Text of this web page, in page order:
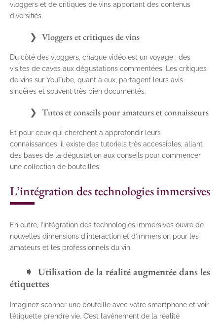
vloggers et de critiques de vins apportant des contenus
diversifiés.
Vloggers et critiques de vins
Du côté des vloggers, chaque vidéo est un voyage : des
visites de caves aux dégustations commentées. Les critiques
de vins sur YouTube, quant à eux, partagent leurs avis
sincères et souvent très bien documentés.
Tutos et conseils pour amateurs et connaisseurs
Et pour ceux qui cherchent à approfondir leurs
connaissances, il existe des tutoriels très accessibles, allant
des bases de la dégustation aux conseils pour commencer
une collection de bouteilles.
L’intégration des technologies immersives
En outre, l’intégration des technologies immersives ouvre de
nouvelles dimensions d’interaction et d’immersion pour les
amateurs et les professionnels du vin.
Utilisation de la réalité augmentée dans les
étiquettes
Imaginez scanner une bouteille avec votre smartphone et voir
l’étiquette prendre vie. C’est l’avènement de la réalité